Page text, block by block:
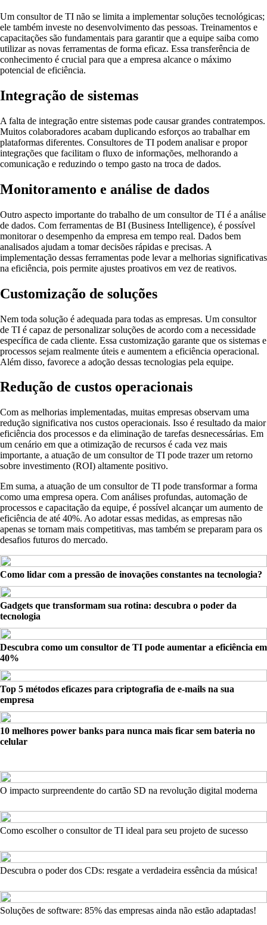
Um consultor de TI não se limita a implementar soluções tecnológicas;
ele também investe no desenvolvimento das pessoas. Treinamentos e
capacitações são fundamentais para garantir que a equipe saiba como
utilizar as novas ferramentas de forma eficaz. Essa transferência de
conhecimento é crucial para que a empresa alcance o máximo
potencial de eficiência.
Integração de sistemas
A falta de integração entre sistemas pode causar grandes contratempos.
Muitos colaboradores acabam duplicando esforços ao trabalhar em
plataformas diferentes. Consultores de TI podem analisar e propor
integrações que facilitam o fluxo de informações, melhorando a
comunicação e reduzindo o tempo gasto na troca de dados.
Monitoramento e análise de dados
Outro aspecto importante do trabalho de um consultor de TI é a análise
de dados. Com ferramentas de BI (Business Intelligence), é possível
monitorar o desempenho da empresa em tempo real. Dados bem
analisados ajudam a tomar decisões rápidas e precisas. A
implementação dessas ferramentas pode levar a melhorias significativas
na eficiência, pois permite ajustes proativos em vez de reativos.
Customização de soluções
Nem toda solução é adequada para todas as empresas. Um consultor
de TI é capaz de personalizar soluções de acordo com a necessidade
específica de cada cliente. Essa customização garante que os sistemas e
processos sejam realmente úteis e aumentem a eficiência operacional.
Além disso, favorece a adoção dessas tecnologias pela equipe.
Redução de custos operacionais
Com as melhorias implementadas, muitas empresas observam uma
redução significativa nos custos operacionais. Isso é resultado da maior
eficiência dos processos e da eliminação de tarefas desnecessárias. Em
um cenário em que a otimização de recursos é cada vez mais
importante, a atuação de um consultor de TI pode trazer um retorno
sobre investimento (ROI) altamente positivo.
Em suma, a atuação de um consultor de TI pode transformar a forma
como uma empresa opera. Com análises profundas, automação de
processos e capacitação da equipe, é possível alcançar um aumento de
eficiência de até 40%. Ao adotar essas medidas, as empresas não
apenas se tornam mais competitivas, mas também se preparam para os
desafios futuros do mercado.
Como lidar com a pressão de inovações constantes na tecnologia?
Gadgets que transformam sua rotina: descubra o poder da
tecnologia
Descubra como um consultor de TI pode aumentar a eficiência em
40%
Top 5 métodos eficazes para criptografia de e-mails na sua
empresa
10 melhores power banks para nunca mais ficar sem bateria no
celular
O impacto surpreendente do cartão SD na revolução digital moderna
Como escolher o consultor de TI ideal para seu projeto de sucesso
Descubra o poder dos CDs: resgate a verdadeira essência da música!
Soluções de software: 85% das empresas ainda não estão adaptadas!